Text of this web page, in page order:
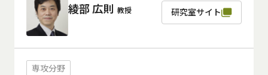
綾部 広則 教授 研究室サイト
専攻分野